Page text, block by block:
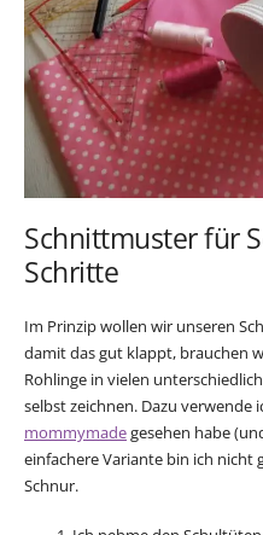
Schnittmuster für
Schritte
Im Prinzip wollen wir unseren
damit das gut klappt, brauchen
Rohlinge in vielen
selbst zeichnen. Dazu verwende
mommymadegesehen habe
einfachere Variante bin ich nicht
Schnur.